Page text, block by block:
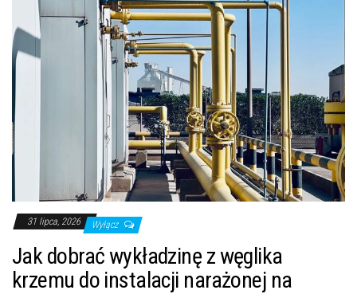
31 lipca, 2026 Wyłącz
Jak dobrać wykładzinę z węglika
krzemu do instalacji narażonej na